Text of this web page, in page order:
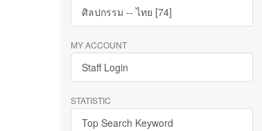
ศิลปกรรม -- ไทย [74]
MY ACCOUNT
Staff Login
STATISTIC
Top Search Keyword